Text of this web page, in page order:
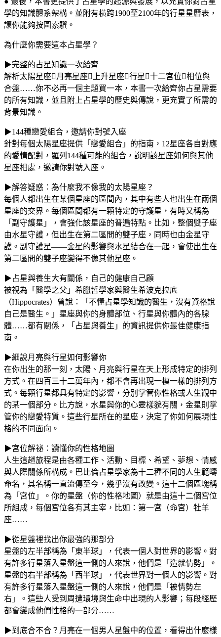
學的知識體系架構。並附有橫跨1900至2100年的行星星曆表，
讓你能夠按圖索驥。
為什麼你需要這本占星學？
▶完整的占星知識一次給齊
解析太陽星座月亮星座上升星座行星十二宮位相位與
合盤……你不必再一個主題買一本，本書一次給齊你占星需要
的所有知識，並且附上占星學的歷史與傳說，更充實了所需的
背景知識。
▶144種戀愛組合，邀請你對號入座
針對每個太陽星座提供「戀愛組合」的指南，12星座各自對應
的愛情配對，羅列144種可能的組合，說明該星座如何與其他
星座相處，邀請你對號入座。
▶解答疑惑：為什麼我不像我的太陽星座？
每個人都出生在某個星座的區間內，其中有些人也出生在兩個
星座的交界。每個區間都有一顆特定的守護星，有時又稱為
「副守護星」，會強化該星座的普遍特點。比如，整個雙子座
由水星守護，但出生在第二區間的雙子座，同時也由金星守
護。副守護星——金星的影響與水星結合在一起，會使出生在
第二區間的雙子座變得不像其他星座。
▶占星與養生大有關係，自己的健康自己顧
被視為「醫學之父」希臘哲學家與醫生希波克拉底
（Hippocrates）曾說：「不懂占星學知識的醫生，沒有資格說
自己是醫生。」星座與你的身體部位、行星與你體內的各腺
體……都有關係，「占星與養生」的資訊提供你最佳健康指
南。
▶細說月亮與行星如何影響你
在你出生的那一刻，太陽、月亮與行星在天上形成特定的排列
方式。在四百三十二萬年內，都不會再出現一模一樣的排列方
式。每顆行星都具有特定的影響，分別掌管你性格或人生觀中
的某一個部分。比方說，水星與你的心靈樣貌有關，金星則掌
管你的戀愛特質。這些行星所在的星座，決定了你如何展現性
格的不同面向。
▶宮位解祕：讀懂你的性格地圖
人生這趟旅程是由各種工作、活動、目標、希望、夢想、情感
與人際關係所構成。巴比倫占星學家為十二種不同的人生範疇
命名，其名稱一直流傳至今，幾乎沒有改變。這十二個區塊稱
為「宮位」。你的星盤（你的性格地圖）就是由這十二個宮位
所組成，每個宮位各有其主宰，比如：第一宮（命宮）牡羊
座……
▶從星盤裡找出你最強的那部分
星盤的左半部稱為「東半球」，代表一個人對世界的影響。對
有許多行星落入星盤這一側的人來說，他們是「造就情勢」。
星盤的右半部稱為「西半球」，代表世界對一個人的影響。對
有許多行星落入星盤這一側的人來說，他們是「被情勢左
右」。這些人受到周遭環境與生命中出現的人影響；每段經歷
都會變成他們性格的一部分……
▶到底合不合？月亮在一個男人星盤中的位置，看得出什麼樣